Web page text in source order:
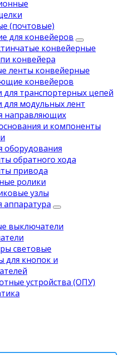
(почтовые)
для конвейеров
конвейерные
конвейера
ленты конвейерные
конвейеров
для транспортерных цепей
для модульных лент
направляющих
и компоненты
оборудования
обратного хода
привода
pолики
узлы
аппаратура
выключатели
световые
для кнопок и
устройства (ОПУ)